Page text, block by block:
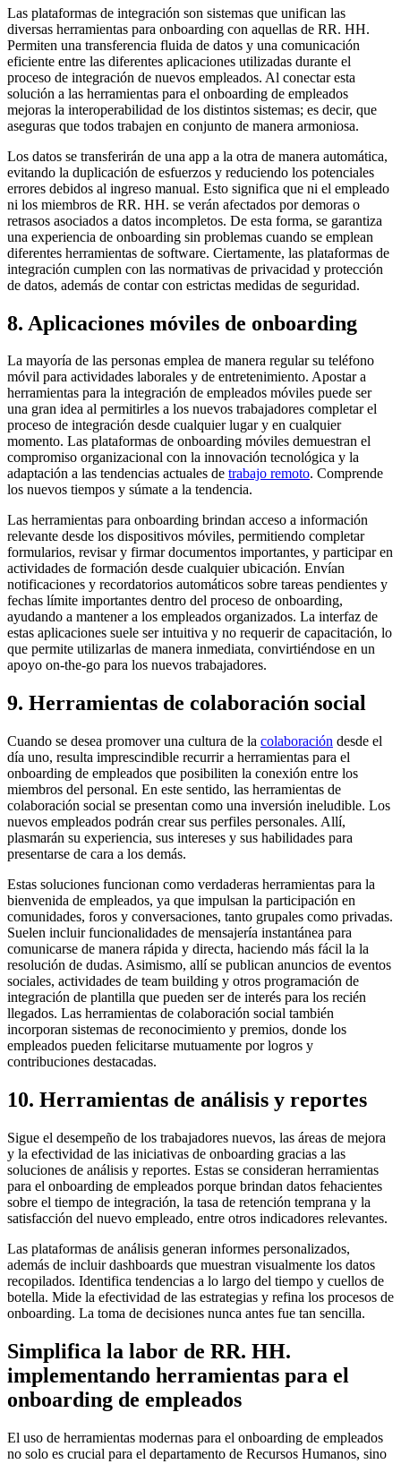
Las plataformas de integración son sistemas que unifican las
diversas herramientas para onboarding con aquellas de RR. HH.
Permiten una transferencia fluida de datos y una comunicación
eficiente entre las diferentes aplicaciones utilizadas durante el
proceso de integración de nuevos empleados. Al conectar esta
solución a las herramientas para el onboarding de empleados
mejoras la interoperabilidad de los distintos sistemas; es decir, que
aseguras que todos trabajen en conjunto de manera armoniosa.
Los datos se transferirán de una app a la otra de manera automática,
evitando la duplicación de esfuerzos y reduciendo los potenciales
errores debidos al ingreso manual. Esto significa que ni el empleado
ni los miembros de RR. HH. se verán afectados por demoras o
retrasos asociados a datos incompletos. De esta forma, se garantiza
una experiencia de onboarding sin problemas cuando se emplean
diferentes herramientas de software. Ciertamente, las plataformas de
integración cumplen con las normativas de privacidad y protección
de datos, además de contar con estrictas medidas de seguridad.
8. Aplicaciones móviles de onboarding
La mayoría de las personas emplea de manera regular su teléfono
móvil para actividades laborales y de entretenimiento. Apostar a
herramientas para la integración de empleados móviles puede ser
una gran idea al permitirles a los nuevos trabajadores completar el
proceso de integración desde cualquier lugar y en cualquier
momento. Las plataformas de onboarding móviles demuestran el
compromiso organizacional con la innovación tecnológica y la
adaptación a las tendencias actuales de trabajo remoto. Comprende
los nuevos tiempos y súmate a la tendencia.
Las herramientas para onboarding brindan acceso a información
relevante desde los dispositivos móviles, permitiendo completar
formularios, revisar y firmar documentos importantes, y participar en
actividades de formación desde cualquier ubicación. Envían
notificaciones y recordatorios automáticos sobre tareas pendientes y
fechas límite importantes dentro del proceso de onboarding,
ayudando a mantener a los empleados organizados. La interfaz de
estas aplicaciones suele ser intuitiva y no requerir de capacitación, lo
que permite utilizarlas de manera inmediata, convirtiéndose en un
apoyo on-the-go para los nuevos trabajadores.
9. Herramientas de colaboración social
Cuando se desea promover una cultura de la colaboración desde el
día uno, resulta imprescindible recurrir a herramientas para el
onboarding de empleados que posibiliten la conexión entre los
miembros del personal. En este sentido, las herramientas de
colaboración social se presentan como una inversión ineludible. Los
nuevos empleados podrán crear sus perfiles personales. Allí,
plasmarán su experiencia, sus intereses y sus habilidades para
presentarse de cara a los demás.
Estas soluciones funcionan como verdaderas herramientas para la
bienvenida de empleados, ya que impulsan la participación en
comunidades, foros y conversaciones, tanto grupales como privadas.
Suelen incluir funcionalidades de mensajería instantánea para
comunicarse de manera rápida y directa, haciendo más fácil la la
resolución de dudas. Asimismo, allí se publican anuncios de eventos
sociales, actividades de team building y otros programación de
integración de plantilla que pueden ser de interés para los recién
llegados. Las herramientas de colaboración social también
incorporan sistemas de reconocimiento y premios, donde los
empleados pueden felicitarse mutuamente por logros y
contribuciones destacadas.
10. Herramientas de análisis y reportes
Sigue el desempeño de los trabajadores nuevos, las áreas de mejora
y la efectividad de las iniciativas de onboarding gracias a las
soluciones de análisis y reportes. Estas se consideran herramientas
para el onboarding de empleados porque brindan datos fehacientes
sobre el tiempo de integración, la tasa de retención temprana y la
satisfacción del nuevo empleado, entre otros indicadores relevantes.
Las plataformas de análisis generan informes personalizados,
además de incluir dashboards que muestran visualmente los datos
recopilados. Identifica tendencias a lo largo del tiempo y cuellos de
botella. Mide la efectividad de las estrategias y refina los procesos de
onboarding. La toma de decisiones nunca antes fue tan sencilla.
Simplifica la labor de RR. HH.
implementando herramientas para el
onboarding de empleados
El uso de herramientas modernas para el onboarding de empleados
no solo es crucial para el departamento de Recursos Humanos, sino